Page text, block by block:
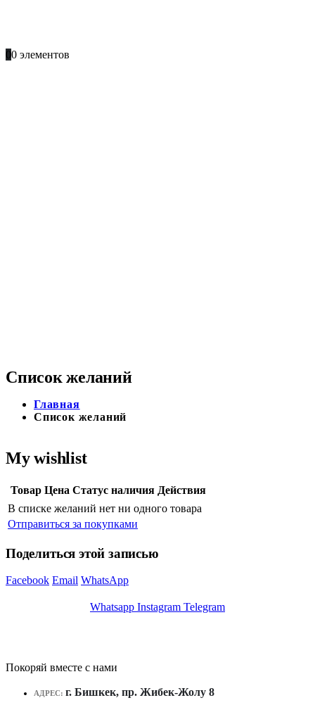
00 элементов
Список желаний
Главная
Список желаний
My wishlist
Товар Цена Статус наличия Действия
В списке желаний нет ни одного товара
Отправиться за покупками
Поделиться этой записью
Facebook Email WhatsApp
Whatsapp Instagram Telegram
Покоряй вместе с нами
АДРЕС: г. Бишкек, пр. Жибек-Жолу 8